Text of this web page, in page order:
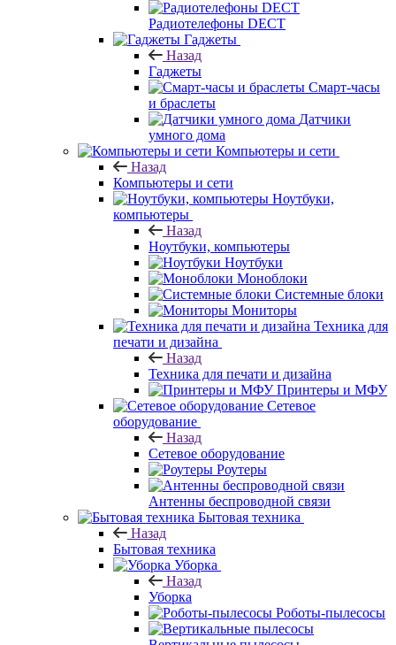
Радиотелефоны DECT
Гаджеты
Назад
Гаджеты
Смарт-часы
и браслеты
Датчики
умного дома
Компьютеры и сети
Назад
Компьютеры и сети
Ноутбуки,
компьютеры
Назад
Ноутбуки, компьютеры
Ноутбуки
Моноблоки
Системные блоки
Мониторы
Техника для
печати и дизайна
Назад
Техника для печати и дизайна
Принтеры и МФУ
Сетевое
оборудование
Назад
Сетевое оборудование
Роутеры
Антенны беспроводной связи
Бытовая техника
Назад
Бытовая техника
Уборка
Назад
Уборка
Роботы-пылесосы